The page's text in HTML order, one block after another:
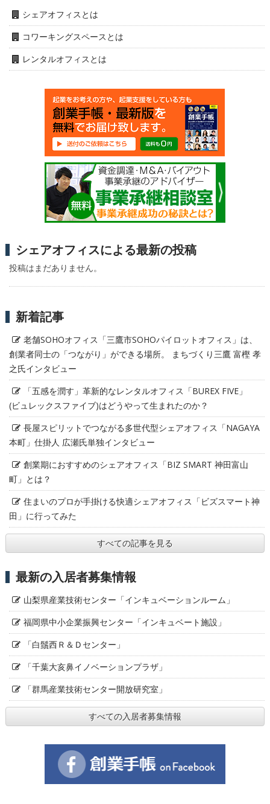
シェアオフィスとは
コワーキングスペースとは
レンタルオフィスとは
シェアオフィスによる最新の投稿
投稿はまだありません。
新着記事
老舗SOHOオフィス「三鷹市SOHOパイロットオフィス」は、
創業者同士の「つながり」ができる場所。 まちづくり三鷹 富樫 孝
之氏インタビュー
「五感を潤す」革新的なレンタルオフィス「BUREX FIVE」
(ビュレックスファイブ)はどうやって生まれたのか？
長屋スピリットでつながる多世代型シェアオフィス「NAGAYA
本町」仕掛人 広瀬氏単独インタビュー
創業期におすすめのシェアオフィス「BIZ SMART 神田富山
町」とは？
住まいのプロが手掛ける快適シェアオフィス「ビズスマート神
田」に行ってみた
すべての記事を見る
最新の入居者募集情報
山梨県産業技術センター「インキュベーションルーム」
福岡県中小企業振興センター「インキュベート施設」
「白鬚西Ｒ＆Ｄセンター」
「千葉大亥鼻イノベーションプラザ」
「群馬産業技術センター開放研究室」
すべての入居者募集情報